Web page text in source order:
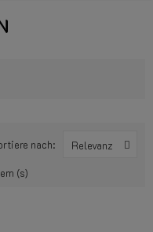
nach: Relevanz
(s)